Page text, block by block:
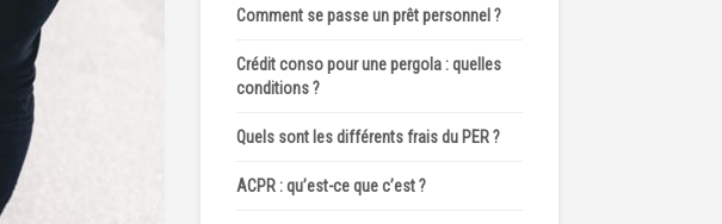
Comment se passe un prêt personnel ?
Crédit conso pour une pergola : quelles
conditions ?
Quels sont les différents frais du PER ?
ACPR : qu’est-ce que c’est ?